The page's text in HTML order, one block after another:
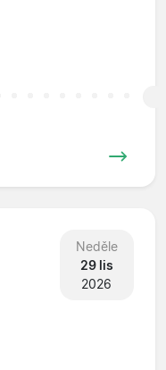
Neděle
29 lis
2026